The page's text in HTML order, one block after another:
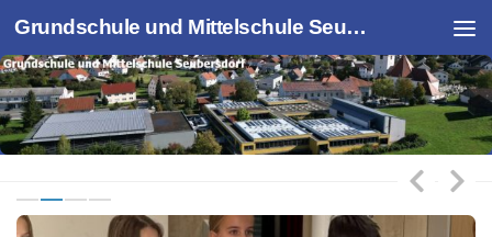
Zum Inhalt springen Grundschule und Mittelschule Seubersdorf